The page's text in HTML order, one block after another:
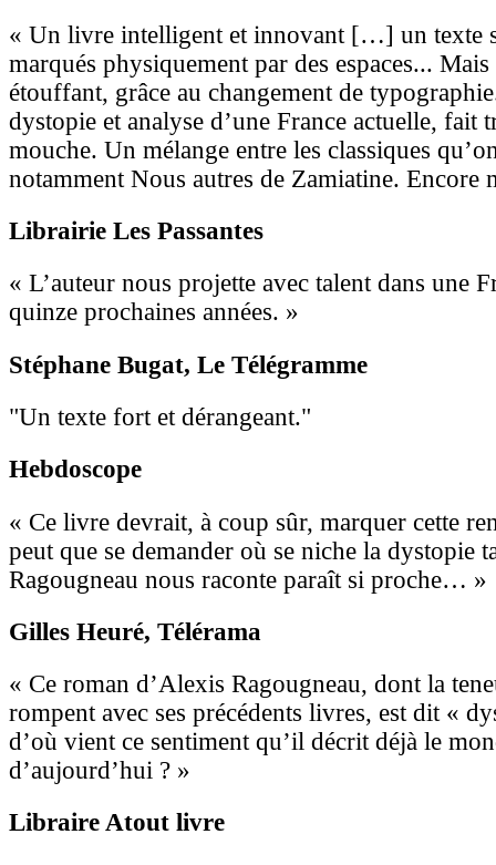
« Un livre intelligent et innovant […] un texte
marqués physiquement par des espaces...
étouffant, grâce au changement de
dystopie et analyse d’une France actuelle, fait
mouche. Un mélange entre les classiques
notamment Nous autres de Zamiatine. Encore
Librairie Les Passantes
« L’auteur nous projette avec talent dans une
quinze prochaines années. »
Stéphane Bugat, Le Télégramme
"Un texte fort et dérangeant."
Hebdoscope
« Ce livre devrait, à coup sûr, marquer cette
peut que se demander où se niche la dystopie
Ragougneau nous raconte paraît si proche… »
Gilles Heuré, Télérama
« Ce roman d’Alexis Ragougneau, dont la
rompent avec ses précédents livres, est dit «
d’où vient ce sentiment qu’il décrit déjà le
d’aujourd’hui ? »
Libraire Atout livre